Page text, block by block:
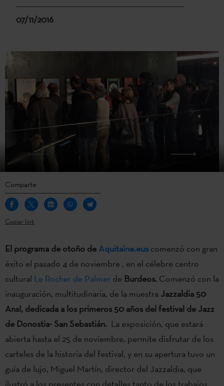
07/11/2016
Comparte
Copiar link
El programa de otoño de Aquitaine.eus comenzó con gran
éxito el pasado 4 de noviembre , en el célebre centro
cultural Le Rocher de Palmer de Burdeos. Comenzó con la
inauguración, multitudinaria, de la muestra Jazzaldia 50
Ans!, dedicada a los primeros 50 años del festival de Jazz
de Donostia- San Sebastián. La exposición, que estará
abierta hasta el 25 de noviembre, permite disfrutar de los
carteles de la historia del festival, y en su apertura tuvo un
guía de lujo, Miguel Martín, director del Jazzaldia, que
ilustró a los presentes con detalles tanto de los trabajos